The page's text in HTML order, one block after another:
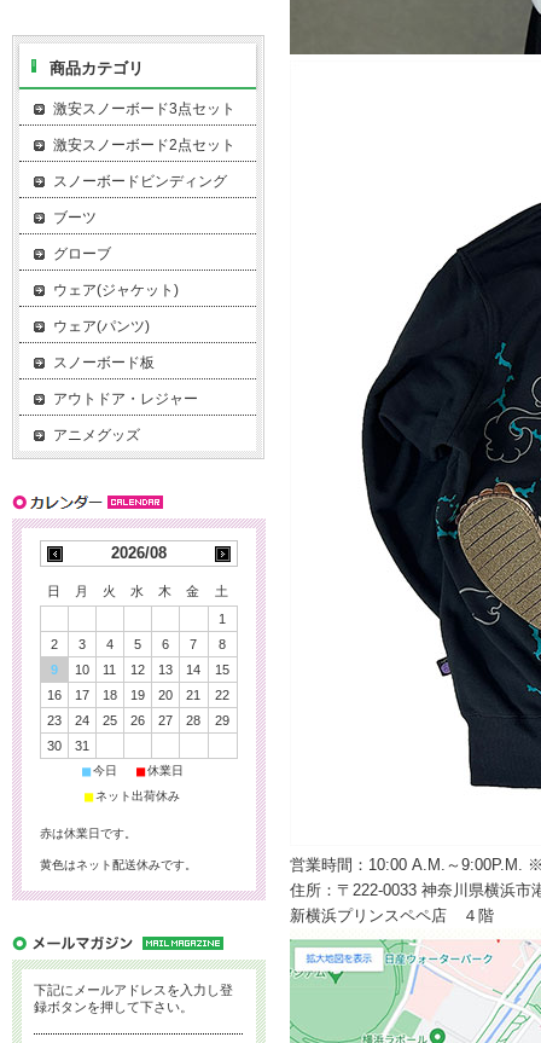
営業時間：10:00 A.M.～9:00P.M.
住所：〒222-0033 神奈川県横浜
新横浜プリンスペペ店 ４階
商品カテゴリ
激安スノーボード3点セット
激安スノーボード2点セット
スノーボードビンディング
ブーツ
グローブ
ウェア(ジャケット)
ウェア(パンツ)
スノーボード板
アウトドア・レジャー
アニメグッズ
2026/08
日 月 火 水 木 金
土
1
2
3 4 5 6 7
8
9
10 11 12 13 14
15
16
17 18 19 20 21
22
23
24 25 26 27 28
29
30
31
■今日 ■休業日
■ネット出荷休み
赤は休業日です。
黄色はネット配送休みです。
下記にメールアドレスを入力し登
録ボタンを押して下さい。